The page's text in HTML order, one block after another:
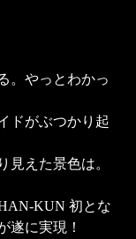
。やっとわかっ
ドがぶつかり起
見えた景色は。
KUN 初とな
遂に実現！